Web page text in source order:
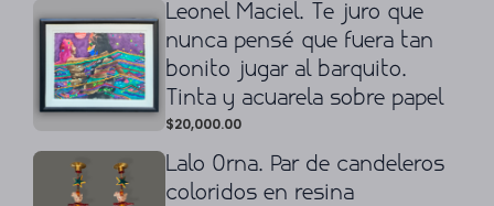
Leonel Maciel. Te juro que
nunca pensé que fuera tan
bonito jugar al barquito.
Tinta y acuarela sobre papel
$20,000.00
Lalo Orna. Par de candeleros
coloridos en resina